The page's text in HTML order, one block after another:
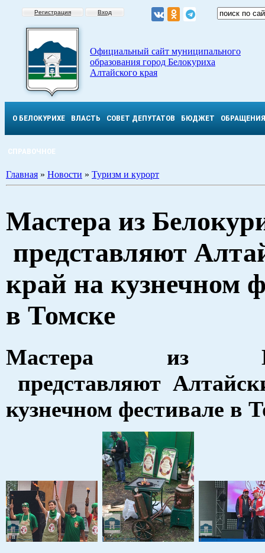
Регистрация Вход
Официальный сайт муниципального
образования город Белокуриха
Алтайского края
О БЕЛОКУРИХЕ ВЛАСТЬ СОВЕТ ДЕПУТАТОВ БЮДЖЕТ ОБРАЩЕНИЯ
СПРАВОЧНОЕ
Главная » Новости » Туризм и курорт
Мастера из
представляют
край на кузнечном
в Томске
Мастера из
представляют
кузнечном фестивале в